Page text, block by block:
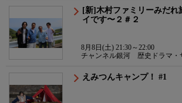
[新]木村ファミリーみだれ
イです〜２＃２
8月8日(土) 21:30～22:00
チャンネル銀河 歴史ドラマ・
えみつんキャンプ！ #1